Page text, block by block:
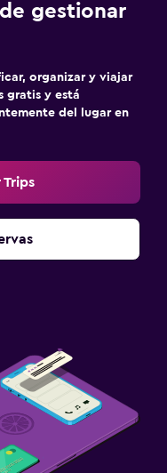
gestionar
organizar y viajar
gratis y está
del lugar en
Trips